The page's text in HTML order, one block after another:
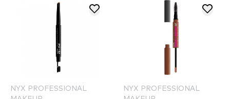
NYX PROFESSIONAL
NYX PROFESSIONAL